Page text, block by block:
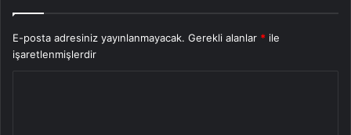
E-posta adresiniz yayınlanmayacak. Gerekli alanlar * ile
işaretlenmişlerdir